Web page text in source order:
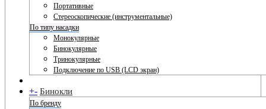
Портативные
Стереоскопические (инструментальные)
По типу насадки
Монокулярные
Бинокулярные
Тринокулярные
Подключение по USB (LCD экран)
+- Бинокли
По бренду